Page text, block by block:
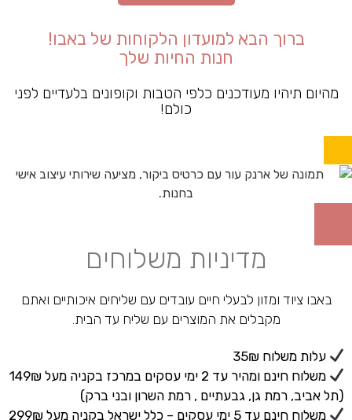
ברוך הבא למועדון הלקוחות של באבו!
חנות החיות שלך
מהיום תיהיו מעודכנים כלפי הטבות וקופונים בלעדיים לפני
כולם!
מדיניות משלוחים
באבו ציוד ומזון לבעלי חיים עובדים עם שליחים איכותיים ואתם
מקבלים את המוצרים עם שליח עד הבית.
עלות משלוח 35₪
משלוח חינם ומהיר עד 2 ימי עסקים במרכז בקניה מעל 149₪
(תל אביב, רמת גן, גבעתיים , רמת השרון ובני ברק)
משלוח חינם עד 5 ימי עסקים – כלל ישראל בקניה מעל 299₪